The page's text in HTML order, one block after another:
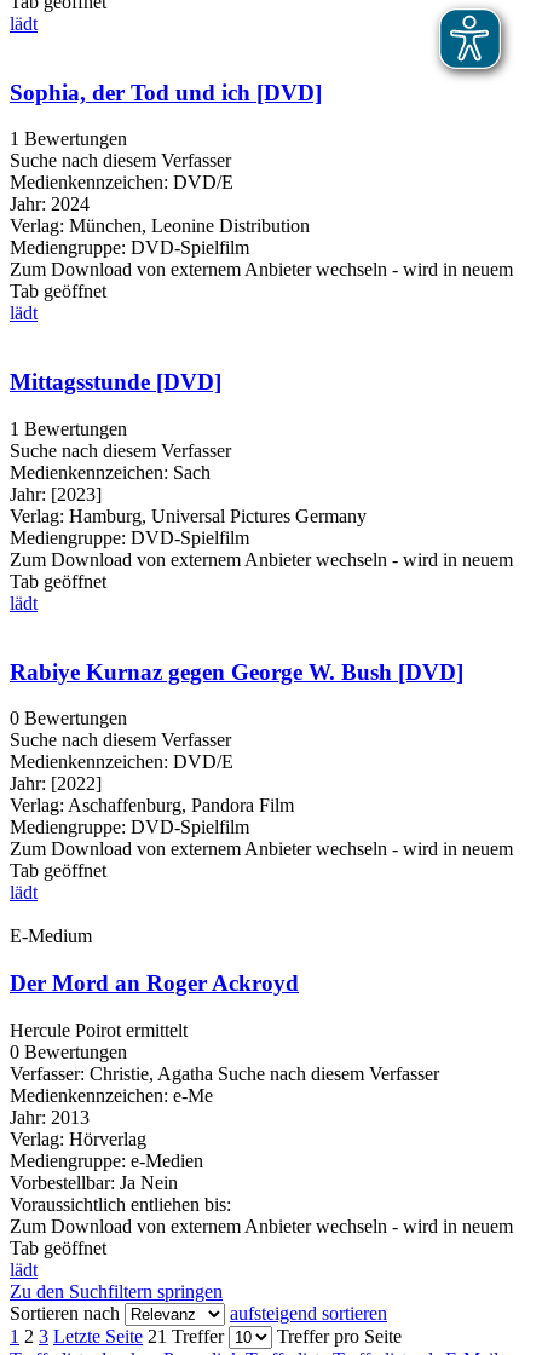
lädt
Sophia, der Tod und ich [DVD]
1 Bewertungen
Suche nach diesem Verfasser
Medienkennzeichen: DVD/E
Jahr: 2024
Verlag: München, Leonine Distribution
Mediengruppe: DVD-Spielfilm
Zum Download von externem Anbieter wechseln - wird in neuem
Tab geöffnet
lädt
Mittagsstunde [DVD]
1 Bewertungen
Suche nach diesem Verfasser
Medienkennzeichen: Sach
Jahr: [2023]
Verlag: Hamburg, Universal Pictures Germany
Mediengruppe: DVD-Spielfilm
Zum Download von externem Anbieter wechseln - wird in neuem
Tab geöffnet
lädt
Rabiye Kurnaz gegen George W. Bush [DVD]
0 Bewertungen
Suche nach diesem Verfasser
Medienkennzeichen: DVD/E
Jahr: [2022]
Verlag: Aschaffenburg, Pandora Film
Mediengruppe: DVD-Spielfilm
Zum Download von externem Anbieter wechseln - wird in neuem
Tab geöffnet
lädt
E-Medium
Der Mord an Roger Ackroyd
Hercule Poirot ermittelt
0 Bewertungen
Verfasser: Christie, Agatha Suche nach diesem Verfasser
Medienkennzeichen: e-Me
Jahr: 2013
Verlag: Hörverlag
Mediengruppe: e-Medien
Vorbestellbar: Ja Nein
Voraussichtlich entliehen bis:
Zum Download von externem Anbieter wechseln - wird in neuem
Tab geöffnet
lädt
Zu den Suchfiltern springen
Sortieren nach
aufsteigend sortieren
1 2 3 Letzte Seite 21 Treffer
Treffer pro Seite